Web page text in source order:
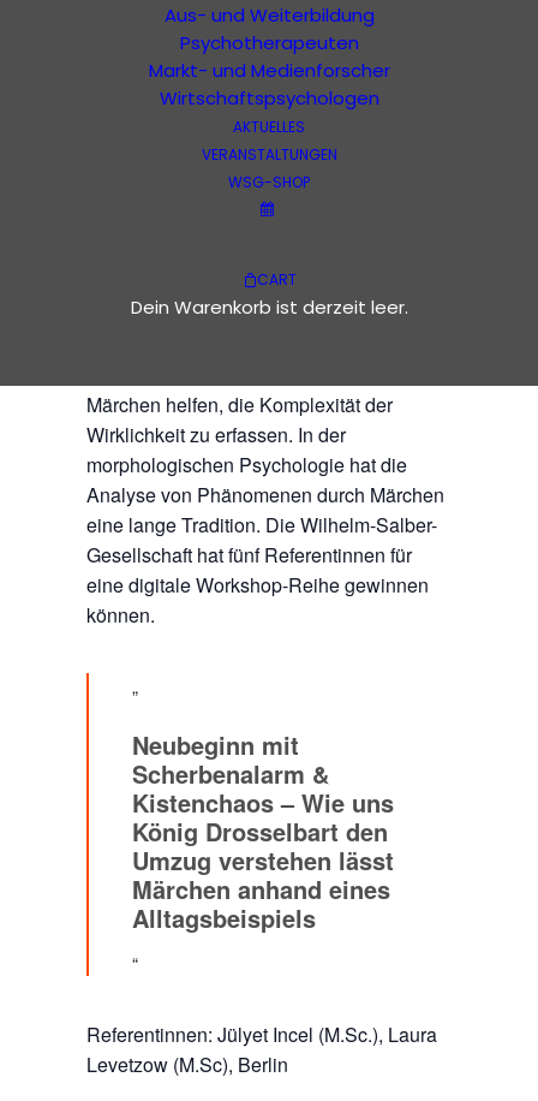
Aus- und Weiterbildung
Psychotherapeuten
Markt- und Medienforscher
Wirtschaftspsychologen
AKTUELLES
VERANSTALTUNGEN
WSG-SHOP
CART
Dein Warenkorb ist derzeit leer.
Diese Veranstaltung hat bereits
stattgefunden.
Mit Märchen die
Wirklichkeit
verstehen (05)
Märchen helfen, die Komplexität der
Wirklichkeit zu erfassen. In der
morphologischen Psychologie hat die
Analyse von Phänomenen durch Märchen
eine lange Tradition. Die Wilhelm-Salber-
Gesellschaft hat fünf Referentinnen für
eine digitale Workshop-Reihe gewinnen
können.
Neubeginn mit
Scherbenalarm &
Kistenchaos – Wie uns
König Drosselbart den
Umzug verstehen lässt
Märchen anhand eines
Alltagsbeispiels
Referentinnen: Jülyet Incel (M.Sc.), Laura
Levetzow (M.Sc), Berlin